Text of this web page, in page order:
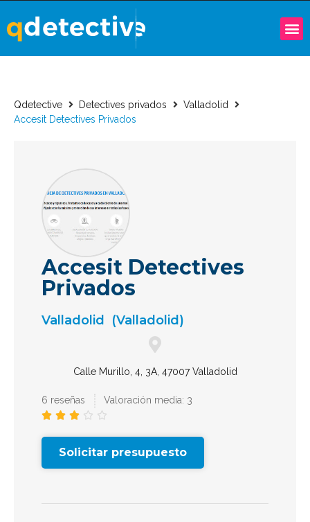
Qdetective Detectives privados
Valladolid
Accesit Detectives Privados
Accesit Detectives
Privados
Valladolid (Valladolid)
Calle Murillo, 4, 3A, 47007 Valladolid
6 reseñas Valoración media: 3
    
Solicitar presupuesto